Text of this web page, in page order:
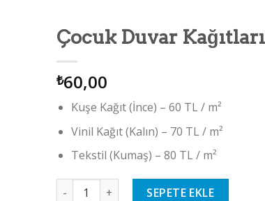
Çocuk Duvar
₺60,00
Kuşe Kağıt (İnce) – 60 TL / m²
Vinil Kağıt (Kalın) – 70 TL / m²
Tekstil (Kumaş) – 80 TL / m²
Çocuk Duvar Kağıtları - 20 adet
SEPETE EKLE